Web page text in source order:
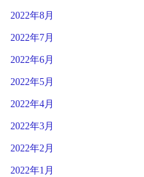
2022年8月
2022年7月
2022年6月
2022年5月
2022年4月
2022年3月
2022年2月
2022年1月